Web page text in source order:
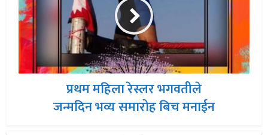
प्रथम महिला रेस्लर भगवतीले
जन्मदिन भव्य समारोह बिच मनाईन